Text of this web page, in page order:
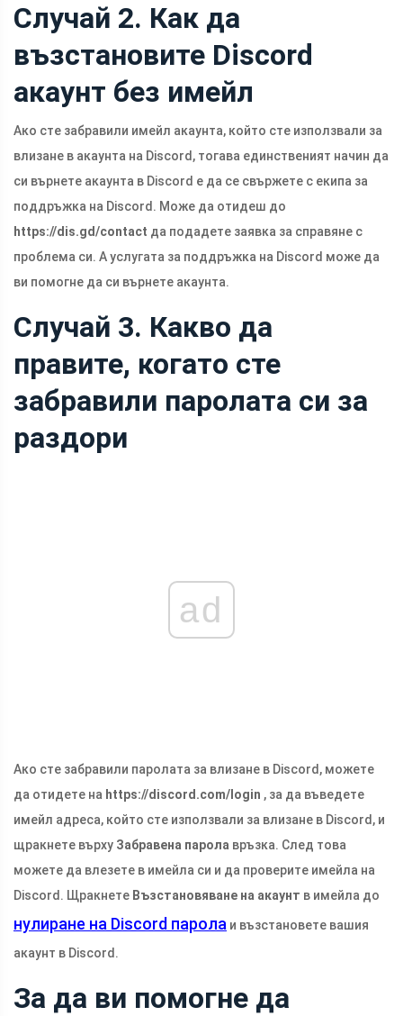
Случай 2. Как да
възстановите Discord
акаунт без имейл
Ако сте забравили имейл акаунта, който сте използвали за
влизане в акаунта на Discord, тогава единственият начин да
си върнете акаунта в Discord е да се свържете с екипа за
поддръжка на Discord. Може да отидеш до
https://dis.gd/contact да подадете заявка за справяне с
проблема си. А услугата за поддръжка на Discord може да
ви помогне да си върнете акаунта.
Случай 3. Какво да
правите, когато сте
забравили паролата си за
раздори
ad
Ако сте забравили паролата за влизане в Discord, можете
да отидете на https://discord.com/login , за да въведете
имейл адреса, който сте използвали за влизане в Discord, и
щракнете върху Забравена парола връзка. След това
можете да влезете в имейла си и да проверите имейла на
Discord. Щракнете Възстановяване на акаунт в имейла до
нулиране на Discord парола и възстановете вашия
акаунт в Discord.
За да ви помогне да